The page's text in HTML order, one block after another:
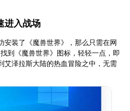
进入战场
安装了《魔兽世界》，那么只需在网
到《魔兽世界》图标，轻轻一点，即
艾泽拉斯大陆的热血冒险之中，无需